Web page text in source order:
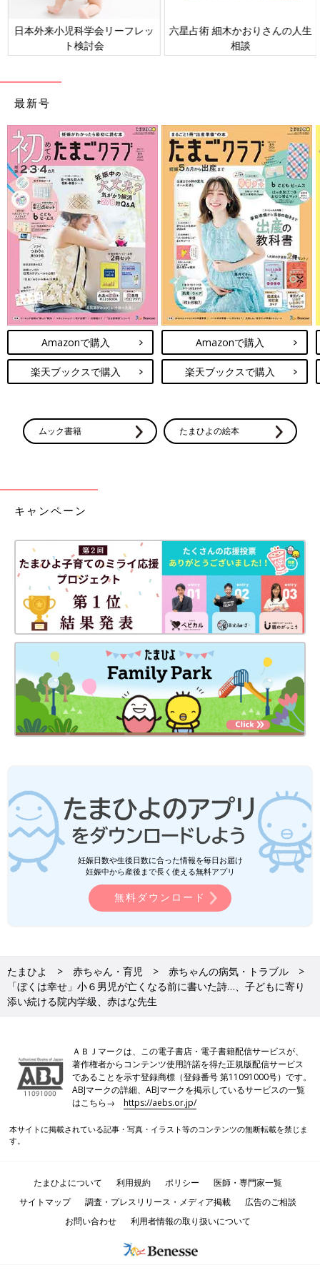
日本外来小児科学会リーフレッ
ト検討会
六星占術 細木かおりさんの人生
相談
最新号
Amazonで購入
楽天ブックスで購入
Amazonで購入
楽天ブックスで購入
ムック書籍 たまひよの絵本
キャンペーン
妊娠日数や生後日数に合った情報を毎日お届け
妊娠中から産後まで長く使える無料アプリ
無料ダウンロード
たまひよ 赤ちゃん・育児
赤ちゃんの病気・トラブル
「ぼくは幸せ」小６男児が亡くなる前に書いた詩…、子どもに寄り
添い続ける院内学級、赤はな先生
ＡＢＪマークは、この電子書店・電子書籍配信サービスが、
著作権者からコンテンツ使用許諾を得た正規版配信サービス
であることを示す登録商標（登録番号 第11091000号）です。
ABJマークの詳細、ABJマークを掲示しているサービスの一覧
はこちら→https://aebs.or.jp/
本サイトに掲載されている記事・写真・イラスト等のコンテンツの無断転載を禁じま
す。
たまひよについて 利用規約 ポリシー
医師・専門家一覧
サイトマップ
調査・プレスリリース・メディア掲載
広告のご相談
お問い合わせ
利用者情報の取り扱いについて